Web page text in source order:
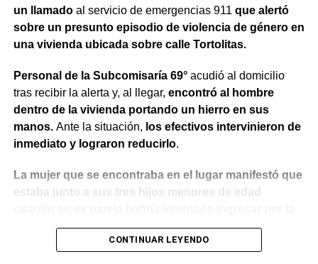
un llamadoal servicio de emergencias 911 que alertó
sobre un presunto episodio de violencia de género en
una vivienda ubicada sobre calle Tortolitas.
Personal de la Subcomisaría 69°acudió al domicilio
tras recibir la alerta y, al llegar, encontró al hombre
dentro de la vivienda portando un hierro en sus
manos. Ante la situación, los efectivos intervinieron de
inmediato y lograron reducirlo.
La mujer que se encontraba en el lugar manifestó que
estaba junto a sus tres hijos menores de edad
fuerza utilizando el hierro para abrir la puerta.Además,
indicó que meses atrás había radicado una denuncia
CONTINUAR LEYENDO